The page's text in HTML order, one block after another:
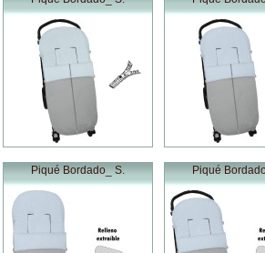
Piqué Bordado_ S. Piqué